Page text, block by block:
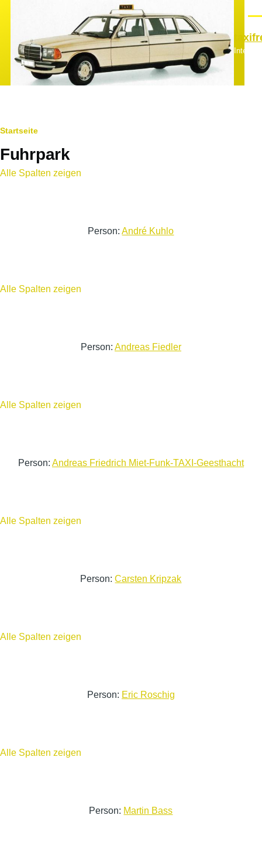
Pfadnavigation
Startseite
Fuhrpark
Alle Spalten zeigen
Person:André Kuhlo
Alle Spalten zeigen
Person: Andreas Fiedler
Alle Spalten zeigen
Person: Andreas Friedrich Miet-Funk-TAXI-Geesthacht
Alle Spalten zeigen
Person:Carsten Kripzak
Alle Spalten zeigen
Person: Eric Roschig
Alle Spalten zeigen
Person: Martin Bass